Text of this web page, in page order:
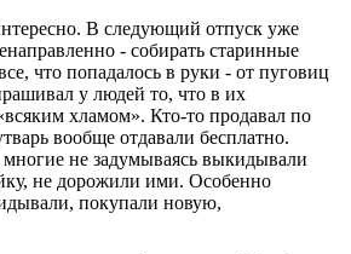
В следующий отпуск уже
- собирать старинные
что попадалось в руки - от пуговиц
у людей то, что в их
хламом». Кто-то продавал по
вообще отдавали бесплатно.
многие не задумываясь выкидывали
не дорожили ими. Особенно
покупали новую,